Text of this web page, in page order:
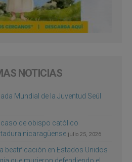
NOTICIAS
Mundial de la Juventud Seúl
caso de obispo católico
nicaragüense julio 25, 2026
beatificación en Estados Unidos